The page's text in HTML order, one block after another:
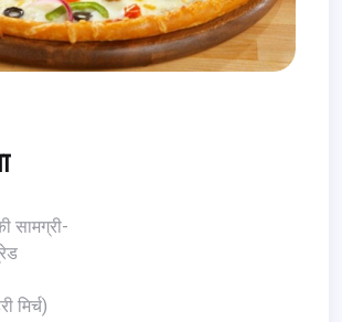
सामग्री-
मिर्च)